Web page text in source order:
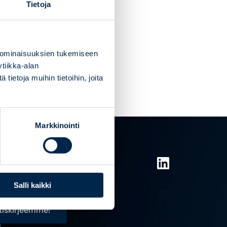
Tietoja
tukemiseen
alan
tietoja muihin tietoihin, joita
Markkinointi
Salli kaikki